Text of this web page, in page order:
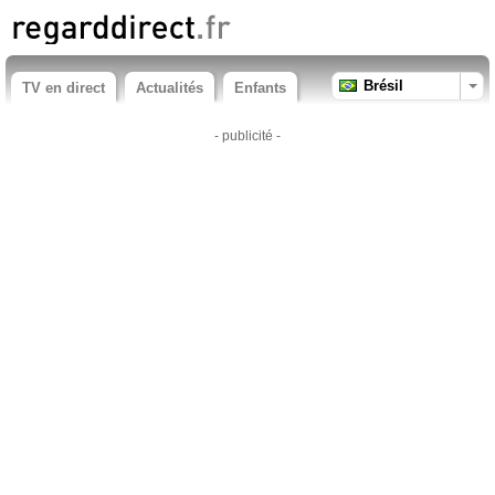
TV en direct Actualités Enfants Brésil
- publicité -